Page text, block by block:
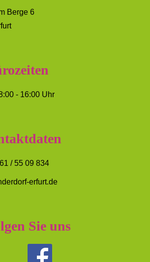
Berge 6
- 16:00 Uhr
/ 55 09 834
erfurt.de
Sie uns